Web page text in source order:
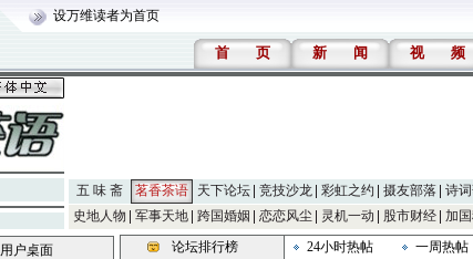
设万维读者为首页
首 页 新 闻 视 频
五 味 斋 茗香茶语 天下论坛 竞技沙龙 彩虹之约 摄友部落 诗
史地人物
军事天地 跨国婚姻 恋恋风尘 灵机一动 股市财经 加
用户桌面 论坛排行榜 24小时热帖 一周热帖